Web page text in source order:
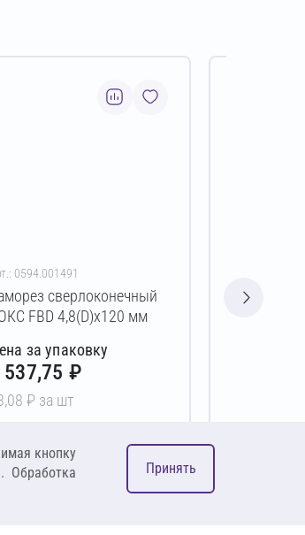
0594.001491
сверлоконечный
FBD 4,8(D)х120 мм
за упаковку
537,75 ₽
₽ за шт
Саморез
кнопку
Обработка
Принять